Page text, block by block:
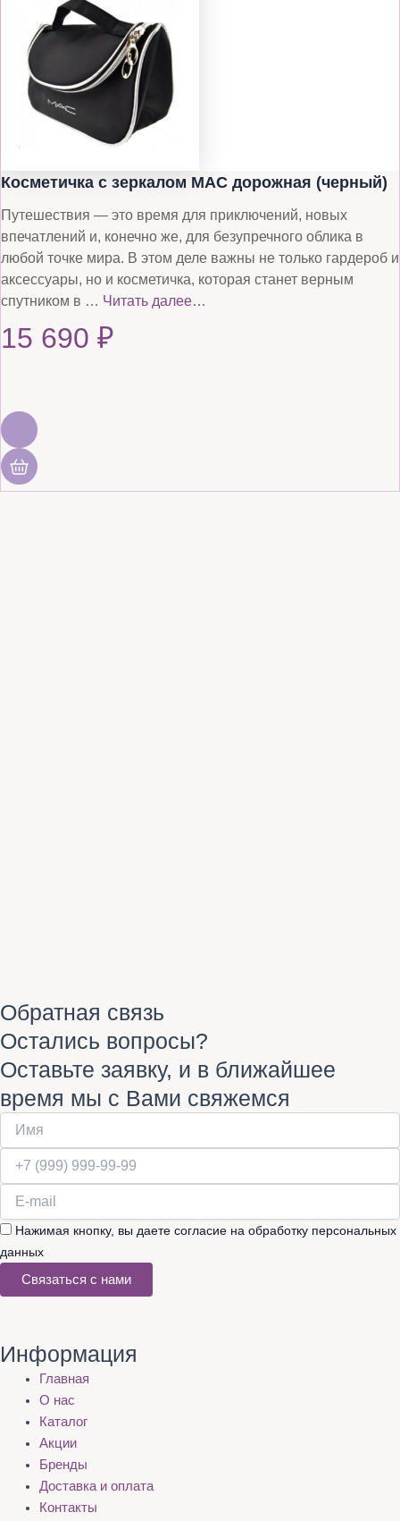
Косметичка с зеркалом MAC дорожная (черный)
Путешествия — это время для приключений, новых
впечатлений и, конечно же, для безупречного облика в
любой точке мира. В этом деле важны не только гардероб и
аксессуары, но и косметичка, которая станет верным
спутником в … Читать далее…
15 690 ₽
Обратная связь
Остались вопросы?
Оставьте заявку, и в ближайшее
время мы с Вами свяжемся
Нажимая кнопку, вы даете согласие на обработку персональных
данных
Связаться с нами
Информация
Главная
О нас
Каталог
Акции
Бренды
Доставка и оплата
Контакты